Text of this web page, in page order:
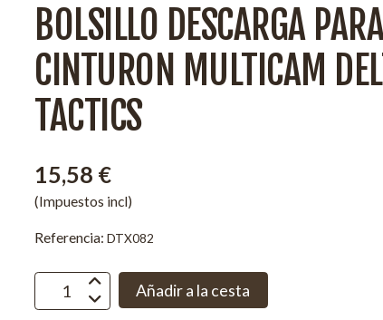
BOLSILLO DESCARGA PARA
CINTURON MULTICAM
TACTICS
15,58 €
(Impuestos incl)
Referencia:DTX082
Añadir a la cesta